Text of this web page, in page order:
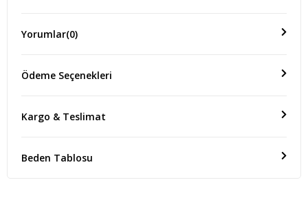
Yorumlar(0)
Ödeme Seçenekleri
Kargo & Teslimat
Beden Tablosu